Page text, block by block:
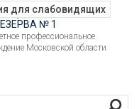
№ 1
профессиональное
Московской области